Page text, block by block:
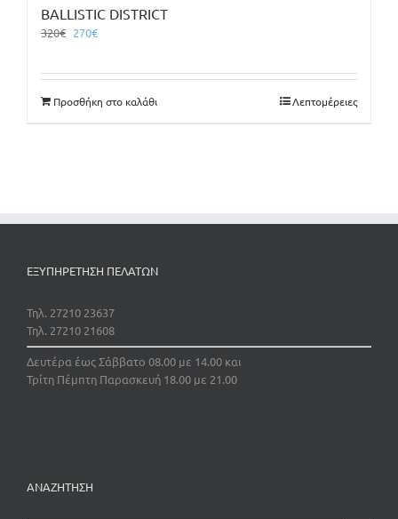
BALLISTIC DISTRICT
320€ Original
320€.
270€Η
είναι:
270€.
Προσθήκη στο καλάθι Λεπτομέρειες
ΕΞΥΠΗΡΕΤΗΣΗ ΠΕΛΑΤΩΝ
Τηλ. 27210 23637
Τηλ. 27210 21608
Δευτέρα έως Σάββατο 08.00 με 14.00 και
Τρίτη Πέμπτη Παρασκευή 18.00 με 21.00
ΑΝΑΖΗΤΗΣΗ